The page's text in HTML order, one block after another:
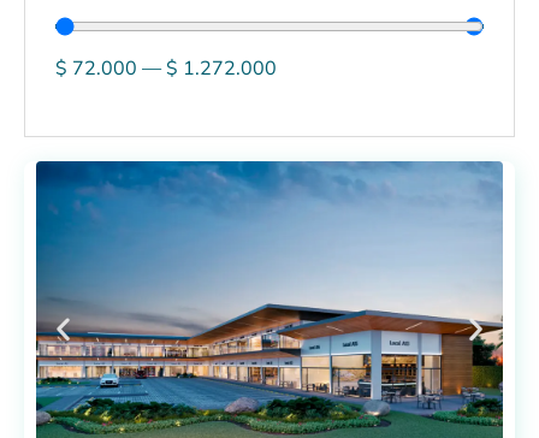
$ 72.000 —$ 1.272.000